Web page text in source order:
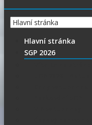
Hlavní stránka
SGP 2026